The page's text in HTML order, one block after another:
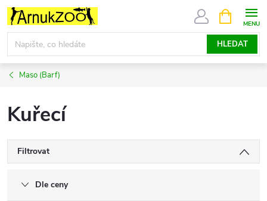
Přejít
obsah
HLEDAT
NÁKUPNÍ
KOŠÍK
Maso (Barf)
Kuřecí
Filtrovat
Dle ceny